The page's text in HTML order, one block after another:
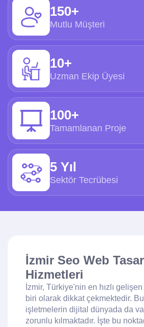
150+
Mutlu Müşteri
10+
Uzman Ekip Üyesi
100+
Tamamlanan Proje
5 Yıl
Sektör Tecrübesi
İzmir Seo Web
Hizmetleri
İzmir, Türkiye'nin en hızlı
biri olarak dikkat çekmektedir. Bu
işletmelerin dijital dünyada da
zorunlu kılmaktadır. İşte bu